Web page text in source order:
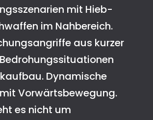
mit Hieb-
im Nahbereich.
aus kurzer
Dynamische
Vorwärtsbewegung.
es nicht um